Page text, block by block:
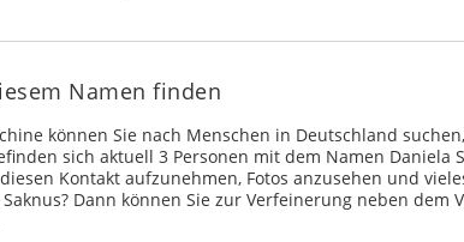
Namen finden
können Sie nach Menschen in Deutschland
sich aktuell 3 Personen mit dem Namen Daniela
Kontakt aufzunehmen, Fotos anzusehen und
Dann können Sie zur Verfeinerung neben dem